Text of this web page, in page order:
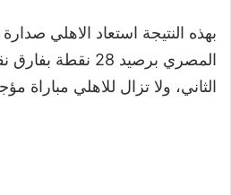
بهذه النتيجة استعاد الاهلي
المصري برصيد 28
الثاني، ولا تزال للاهلي مباراة